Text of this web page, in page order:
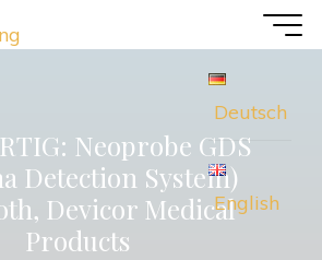
Deutsch
English
Neoprobe GDS
Detection System)
Devicor Medical
Products